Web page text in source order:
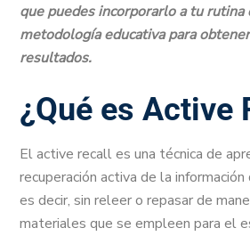
que puedes incorporarlo a tu rutina
metodología educativa para
resultados.
¿Qué es Active
El active recall es una técnica de
recuperación activa de la
es decir, sin releer o repasar de
materiales que se empleen para el